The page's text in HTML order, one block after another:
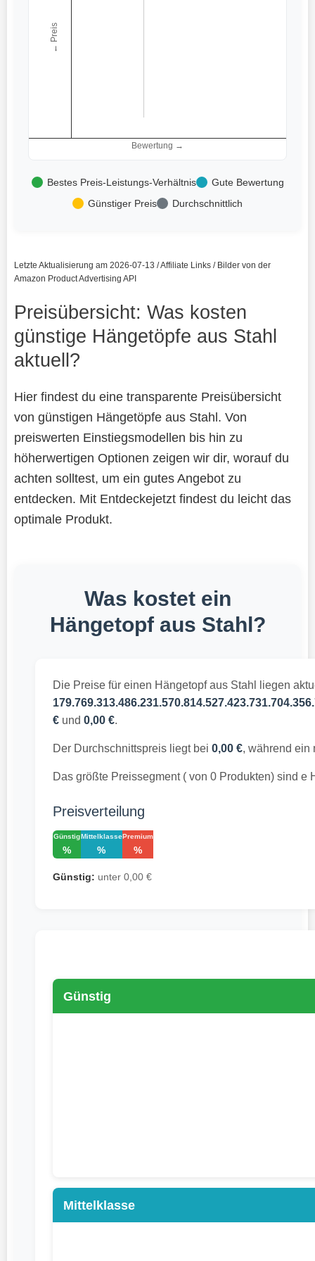
Bewertung →
← Preis
Bestes Preis-Leistungs-Verhältnis
Gute Bewertung
Günstiger Preis
Durchschnittlich
Letzte Aktualisierung am 2026-07-13 / Affiliate Links / Bilder von der
Amazon Product Advertising API
Preisübersicht: Was kosten
günstige Hängetöpfe aus Stahl
aktuell?
Hier findest du eine transparente Preisübersicht
von günstigen Hängetöpfe aus Stahl. Von
preiswerten Einstiegsmodellen bis hin zu
höherwertigen Optionen zeigen wir dir, worauf du
achten solltest, um ein gutes Angebot zu
entdecken. Mit Entdeckejetzt findest du leicht das
optimale Produkt.
Was kostet ein
Hängetopf aus Stahl?
Die Preise für einen Hängetopf aus Stahl liegen
€und 0,00 €.
Der Durchschnittspreis liegt bei 0,00 €, während ein
Das größte Preissegment ( von 0 Produkten) sind e
Preisverteilung
Günstig
%
Mittelklasse
%
Premium
%
Günstig: unter 0,00 €
Günstig
Mittelklasse